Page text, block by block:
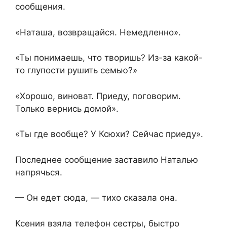
сообщения.
«Наташа, возвращайся. Немедленно».
«Ты понимаешь, что творишь? Из-за какой-
то глупости рушить семью?»
«Хорошо, виноват. Приеду, поговорим.
Только вернись домой».
«Ты где вообще? У Ксюхи? Сейчас приеду».
Последнее сообщение заставило Наталью
напрячься.
— Он едет сюда, — тихо сказала она.
Ксения взяла телефон сестры, быстро